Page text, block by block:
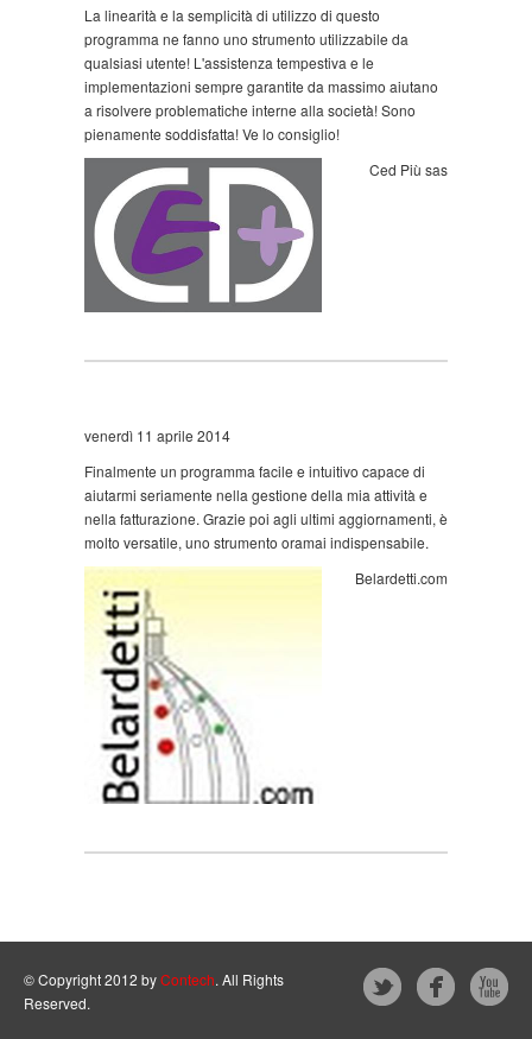
La linearità e la semplicità di utilizzo di questo
programma ne fanno uno strumento utilizzabile da
qualsiasi utente! L'assistenza tempestiva e le
implementazioni sempre garantite da massimo aiutano
a risolvere problematiche interne alla società! Sono
pienamente soddisfatta! Ve lo consiglio!
Ced Più sas
venerdì 11 aprile 2014
Finalmente un programma facile e intuitivo capace di
aiutarmi seriamente nella gestione della mia attività e
nella fatturazione. Grazie poi agli ultimi aggiornamenti, è
molto versatile, uno strumento oramai indispensabile.
Belardetti.com
© Copyright 2012 byContech. All Rights
Reserved.